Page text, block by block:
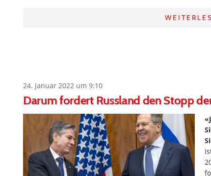
24. Januar 2022 um 9:10
Darum fordert Russland den Stopp